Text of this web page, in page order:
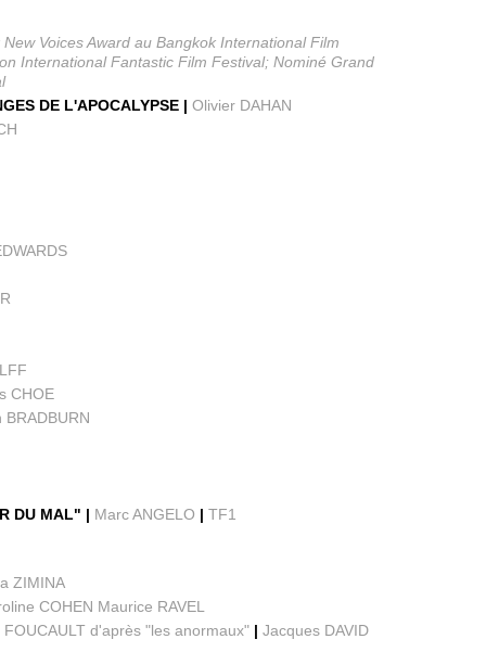
Voices Award au Bangkok International Film
International Fantastic Film Festival; Nominé Grand
DE L'APOCALYPSE |Olivier DAHAN
CHOE
BRADBURN
DU MAL" | Marc ANGELO |TF1
ZIMINA
COHEN Maurice RAVEL
FOUCAULT d'après "les anormaux" |Jacques DAVID